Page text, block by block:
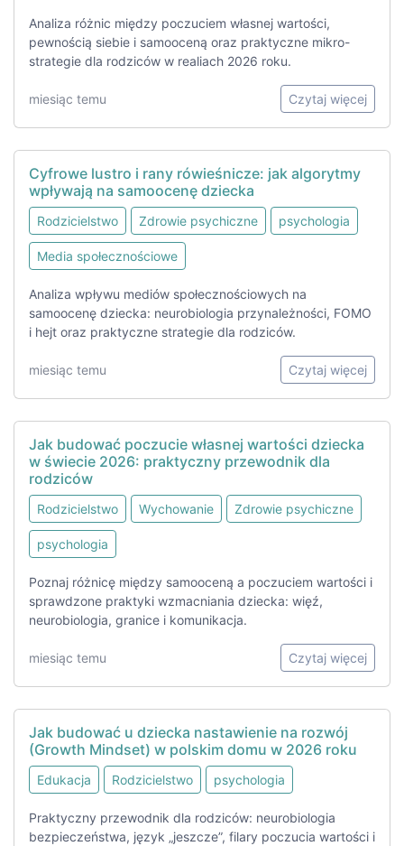
Analiza różnic między poczuciem własnej wartości,
pewnością siebie i samooceną oraz praktyczne mikro-
strategie dla rodziców w realiach 2026 roku.
miesiąc temu Czytaj więcej
Cyfrowe lustro i rany rówieśnicze: jak algorytmy
wpływają na samoocenę dziecka
Rodzicielstwo Zdrowie psychiczne psychologia
Media społecznościowe
Analiza wpływu mediów społecznościowych na
samoocenę dziecka: neurobiologia przynależności, FOMO
i hejt oraz praktyczne strategie dla rodziców.
miesiąc temu Czytaj więcej
Jak budować poczucie własnej wartości dziecka
w świecie 2026: praktyczny przewodnik dla
rodziców
Rodzicielstwo Wychowanie Zdrowie psychiczne
psychologia
Poznaj różnicę między samooceną a poczuciem wartości i
sprawdzone praktyki wzmacniania dziecka: więź,
neurobiologia, granice i komunikacja.
miesiąc temu Czytaj więcej
Jak budować u dziecka nastawienie na rozwój
(Growth Mindset) w polskim domu w 2026 roku
Edukacja Rodzicielstwo psychologia
Praktyczny przewodnik dla rodziców: neurobiologia
bezpieczeństwa, język „jeszcze”, filary poczucia wartości i